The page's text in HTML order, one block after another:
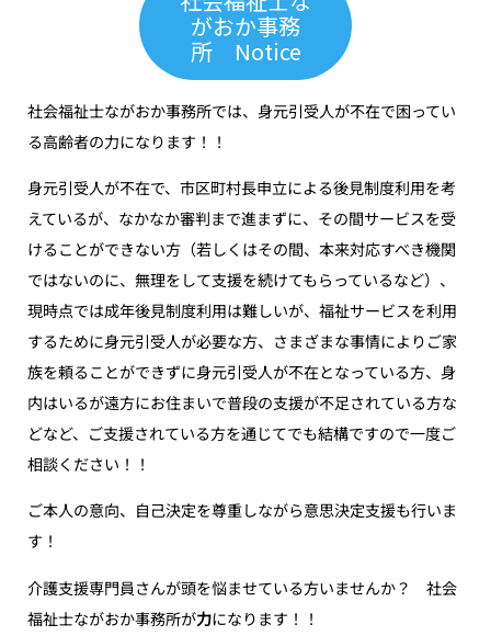
がおか事務
所 Notice
社会福祉士ながおか事務所では、身元引受人が不在で困ってい
る高齢者の力になります！！
身元引受人が不在で、市区町村長申立による後見制度利用を考
えているが、なかなか審判まで進まずに、その間サービスを受
けることができない方（若しくはその間、本来対応すべき機関
ではないのに、無理をして支援を続けてもらっているなど）、
現時点では成年後見制度利用は難しいが、福祉サービスを利用
するために身元引受人が必要な方、さまざまな事情によりご家
族を頼ることができずに身元引受人が不在となっている方、身
内はいるが遠方にお住まいで普段の支援が不足されている方な
どなど、ご支援されている方を通じてでも結構ですので一度ご
相談ください！！
ご本人の意向、自己決定を尊重しながら意思決定支援も行いま
す！
介護支援専門員さんが頭を悩ませている方いませんか？ 社会
福祉士ながおか事務所が力になります！！